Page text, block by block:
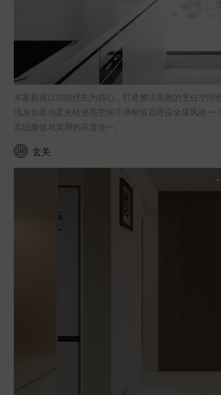
本案厨房以功能优先为核心，打造整洁高效的烹饪空
浅灰台面与柔光砖提亮空间干净耐脏且呼应全屋风格,
实现颜值与实用的高度统一。
玄关